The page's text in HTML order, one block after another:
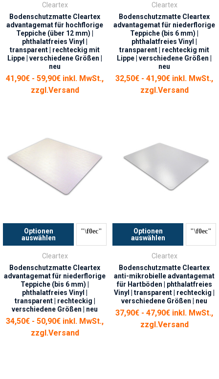
Cleartex
Bodenschutzmatte Cleartex
advantagemat für hochflorige
Teppiche (über 12 mm) |
phthalatfreies Vinyl |
transparent | rechteckig mit
Lippe | verschiedene Größen |
neu
41,90€ - 59,90€ inkl. MwSt.,
zzgl.Versand
Cleartex
Bodenschutzmatte Cleartex
advantagemat für niederflorige
Teppiche (bis 6 mm) |
phthalatfreies Vinyl |
transparent | rechteckig mit
Lippe | verschiedene Größen |
neu
32,50€ - 41,90€ inkl. MwSt.,
zzgl.Versand
Optionen
auswählen
Cleartex
Bodenschutzmatte Cleartex
advantagemat für niederflorige
Teppiche (bis 6 mm) |
phthalatfreies Vinyl |
transparent | rechteckig |
verschiedene Größen | neu
34,50€ - 50,90€ inkl. MwSt.,
zzgl.Versand
Optionen
auswählen
Cleartex
Bodenschutzmatte Cleartex
anti-mikrobielle advantagemat
für Hartböden | phthalatfreies
Vinyl | transparent | rechteckig |
verschiedene Größen | neu
37,90€ - 47,90€ inkl. MwSt.,
zzgl.Versand